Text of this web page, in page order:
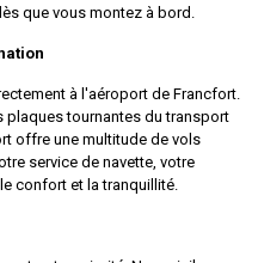
que vous montez à bord.
à l'aéroport de Francfort.
plaques tournantes du transport
offre une multitude de vols
service de navette, votre
confort et la tranquillité.